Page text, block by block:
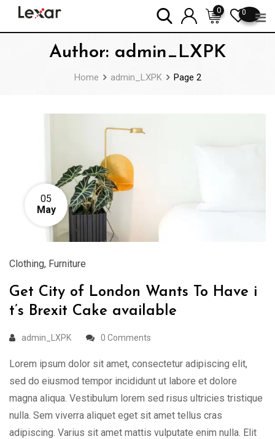
0
0
Author: admin_LXPK
Home admin_LXPK Page 2
05
May
Clothing, Furniture
Get City of London Wants To Have i
t’s Brexit Cake available
admin_LXPK 0 Comments
Lorem ipsum dolor sit amet, consectetur adipiscing elit,
sed do eiusmod tempor incididunt ut labore et dolore
magna aliqua. Vestibulum lorem sed risus ultricies tristique
nulla. Sem viverra aliquet eget sit amet tellus cras
adipiscing. Varius sit amet mattis vulputate enim nulla. Elit